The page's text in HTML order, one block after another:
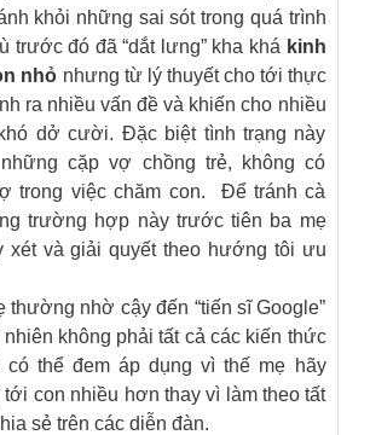
khỏi những sai sót trong quá trình
trước đó đã “dắt lưng” kha khá kinh
nhỏ nhưng từ lý thuyết cho tới thực
ra nhiều vấn đề và khiến cho nhiều
dở cười. Đặc biệt tình trạng này
cặp vợ chồng trẻ, không có
trong việc chăm con. Để tránh cà
trường hợp này trước tiên ba mẹ
xét và giải quyết theo hướng tôi ưu
thường nhờ cậy đến “tiến sĩ Google”
không phải tất cả các kiến thức
có thể đem áp dụng vì thế mẹ hãy
tới con nhiều hơn thay vì làm theo tất
sẻ trên các diễn đàn.